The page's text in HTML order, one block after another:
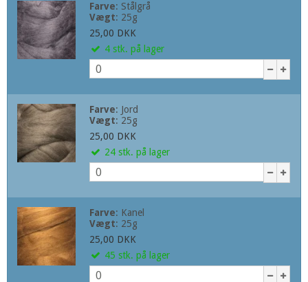
Farve: Stålgrå
Vægt: 25g
25,00 DKK
4 stk. på lager
Farve: Jord
Vægt: 25g
25,00 DKK
24 stk. på lager
Farve: Kanel
Vægt: 25g
25,00 DKK
45 stk. på lager